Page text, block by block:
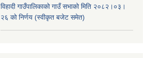
विहादी गाउँपालिकाको गाउँ सभाको मिति २०८२।०३।
२६ को निर्णय (स्वीकृत बजेट समेत)